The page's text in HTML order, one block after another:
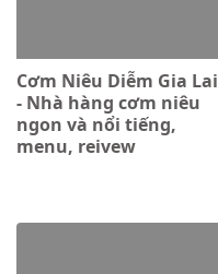
Cơm Niêu Diễm Gia Lai
- Nhà hàng cơm niêu
ngon và nổi tiếng,
menu, reivew